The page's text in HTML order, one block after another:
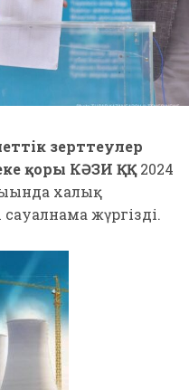
зерттеулер
қоры КӘЗИ ҚҚ2024
халық
жүргізді.